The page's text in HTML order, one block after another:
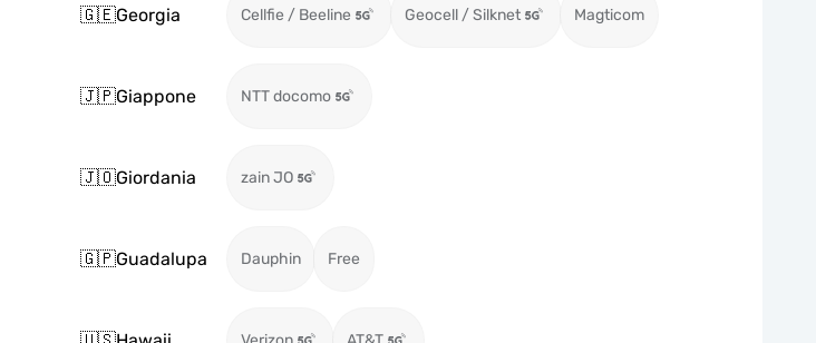
🇬🇪Georgia Cellfie / Beeline Geocell / Silknet Magticom
🇯🇵Giappone NTT docomo
🇯🇴Giordania zain JO
🇬🇵Guadalupa Dauphin Free